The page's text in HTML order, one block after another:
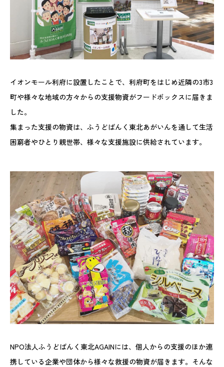
イオンモール利府に設置したことで、利府町をはじめ近隣の3市3
町や様々な地域の方々からの支援物資がフードボックスに届きま
した。
集まった支援の物資は、ふうどばんく東北あがいんを通して生活
困窮者やひとり親世帯、様々な支援施設に供給されています。
NPO法人ふうどばんく東北AGAINには、個人からの支援のほか連
携している企業や団体から様々な救援の物資が届きます。そんな